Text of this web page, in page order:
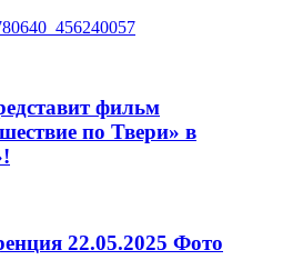
фильм
по Твери» в
22.05.2025 Фото